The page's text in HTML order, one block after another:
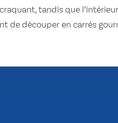
tandis que
de découper en carrés